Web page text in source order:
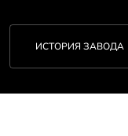
ИСТОРИЯ ЗАВОДА